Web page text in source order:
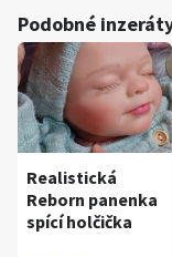
Podobné
Realistická
Reborn panenka
spící holčička